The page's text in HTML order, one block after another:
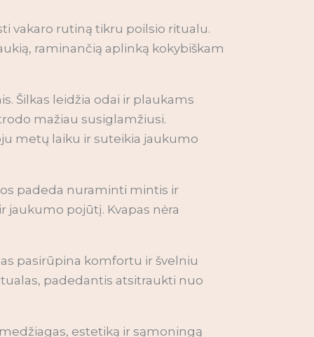
vakaro rutiną tikru poilsio ritualu.
raminančią aplinką kokybiškam
Šilkas leidžia odai ir plaukams
mažiau susiglamžiusi.
metų laiku ir suteikia jaukumo
padeda nuraminti mintis ir
jaukumo pojūtį. Kvapas nėra
pasirūpina komfortu ir švelniu
padedantis atsitraukti nuo
estetiką ir sąmoningą